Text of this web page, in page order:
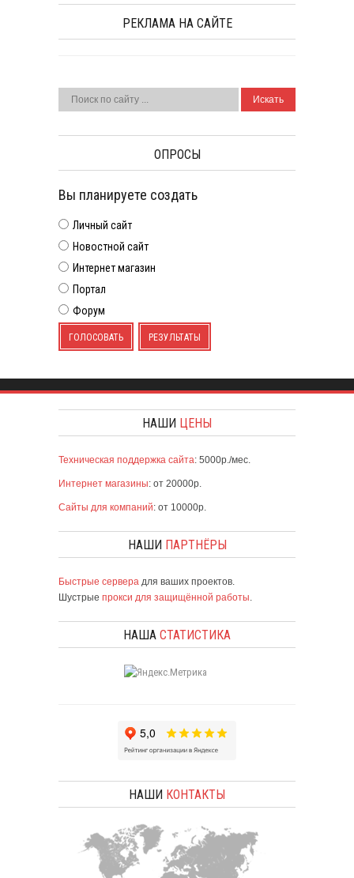
РЕКЛАМА НА САЙТЕ
ОПРОСЫ
Вы планируете создать
Личный сайт
Новостной сайт
Интернет магазин
Портал
Форум
ГОЛОСОВАТЬ РЕЗУЛЬТАТЫ
НАШИ ЦЕНЫ
Техническая поддержка сайта: 5000р./мес.
Интернет магазины: от 20000р.
Сайты для компаний: от 10000р.
НАШИ ПАРТНЁРЫ
Быстрые сервера для ваших проектов.
Шустрые прокси для защищённой работы.
НАША СТАТИСТИКА
НАШИ КОНТАКТЫ